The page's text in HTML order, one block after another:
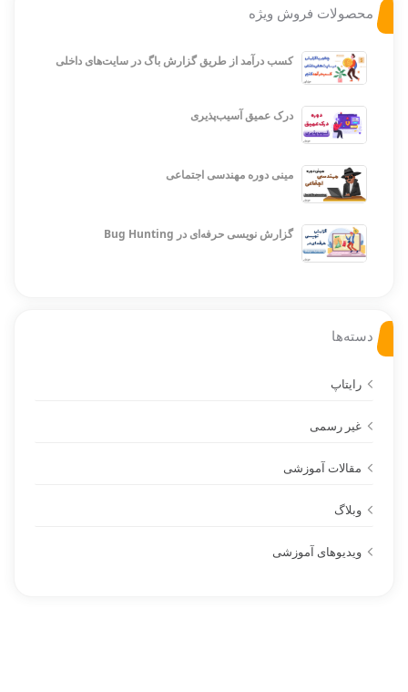
محصولات فروش ویژه
کسب درآمد از طریق گزارش باگ در سایت‌های داخلی
درک عمیق آسیب‌پذیری
مینی دوره مهندسی اجتماعی
گزارش نویسی حرفه‌ای در Bug Hunting
دسته‌ها
رایتاپ
غیر رسمی
مقالات آموزشی
وبلاگ
ویدیوهای آموزشی